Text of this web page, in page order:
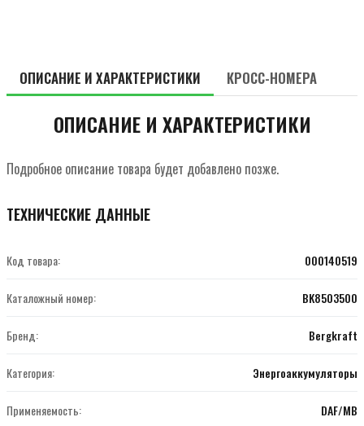
ОПИСАНИЕ И ХАРАКТЕРИСТИКИ КРОСС-НОМЕРА
ОПИСАНИЕ И ХАРАКТЕРИСТИКИ
Подробное описание товара будет добавлено позже.
ТЕХНИЧЕСКИЕ ДАННЫЕ
Код товара: 000140519
Каталожный номер: BK8503500
Бренд: Bergkraft
Категория: Энергоаккумуляторы
Применяемость: DAF/MB